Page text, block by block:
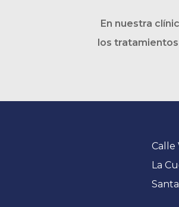
En nuestra
los tratamientos
Calle
La